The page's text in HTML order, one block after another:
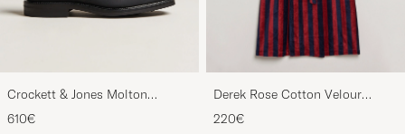
Crockett & Jones Molton
Chukka Black Rough-Out Suede
610€
Derek Rose Cotton Velour
Striped Gown Red/Blue
220€